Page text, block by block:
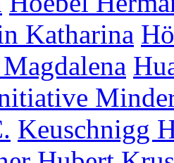
Katharina
Keuschnigg